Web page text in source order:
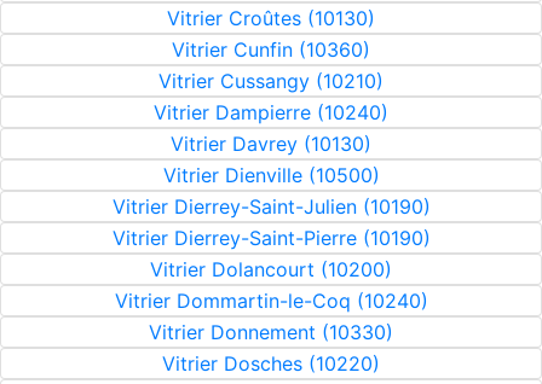
Vitrier Croûtes (10130)
Vitrier Cunfin (10360)
Vitrier Cussangy (10210)
Vitrier Dampierre (10240)
Vitrier Davrey (10130)
Vitrier Dienville (10500)
Vitrier Dierrey-Saint-Julien (10190)
Vitrier Dierrey-Saint-Pierre (10190)
Vitrier Dolancourt (10200)
Vitrier Dommartin-le-Coq (10240)
Vitrier Donnement (10330)
Vitrier Dosches (10220)